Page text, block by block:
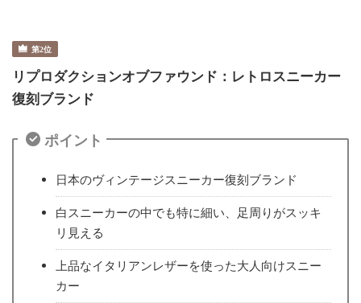
リプロダクションオブファウンド：レトロスニーカー
復刻ブランド
ポイント
日本のヴィンテージスニーカー復刻ブランド
白スニーカーの中でも特に細い、足周りがスッキ
リ見える
上品なイタリアンレザーを使った大人向けスニー
カー